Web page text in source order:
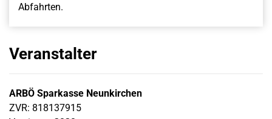
Abfahrten.
Veranstalter
ARBÖ Sparkasse Neunkirchen
ZVR: 818137915